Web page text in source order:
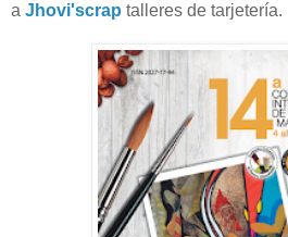
a Jhovi'scrap talleres de tarjetería.